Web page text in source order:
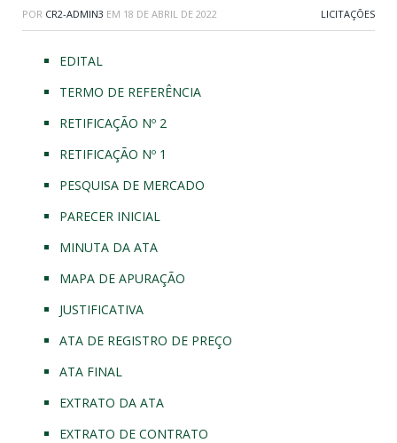
POR CR2-ADMIN3 EM 18 DE ABRIL DE 2022 LICITAÇÕES
EDITAL
TERMO DE REFERÊNCIA
RETIFICAÇÃO Nº 2
RETIFICAÇÃO Nº 1
PESQUISA DE MERCADO
PARECER INICIAL
MINUTA DA ATA
MAPA DE APURAÇÃO
JUSTIFICATIVA
ATA DE REGISTRO DE PREÇO
ATA FINAL
EXTRATO DA ATA
EXTRATO DE CONTRATO